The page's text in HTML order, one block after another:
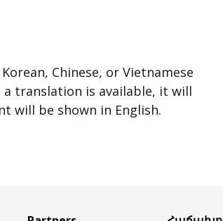
Chinese, or Vietnamese
translation is available, it will
will be shown in English.